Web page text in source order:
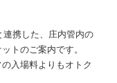
連携した、庄内管内の
トのご案内です。
入場料よりもオトク